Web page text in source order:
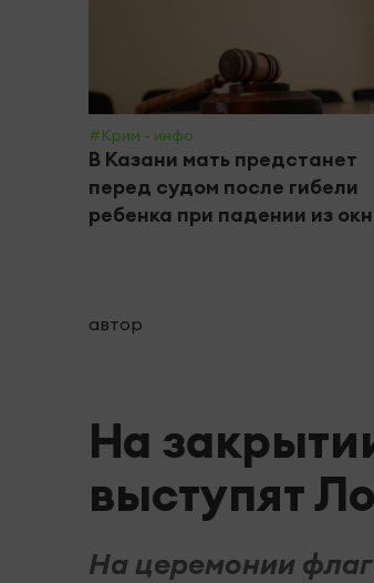
#Крим - инфо
В Казани мать предстанет
перед судом после гибели
ребенка при падении из
автор
На
выступят
На церемонии